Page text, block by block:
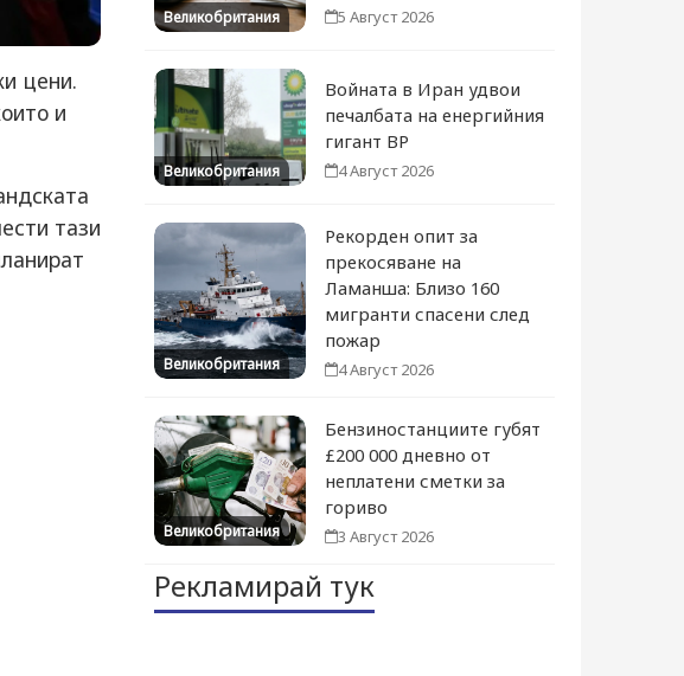
цени.
и
тази
Великобритания 5 Август 2026
Великобритания
Войната в Иран удвои
печалбата на енергийния
гигант BP
4 Август 2026
Великобритания
Рекорден опит за
прекосяване на
Ламанша: Близо 160
мигранти спасени след
пожар
4 Август 2026
Великобритания
Бензиностанциите губят
£200 000 дневно от
неплатени сметки за
гориво
3 Август 2026
Рекламирай тук